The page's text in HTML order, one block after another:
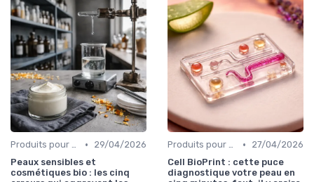
Produits pour Types de Peau •
29/04/2026
Peaux sensibles et
cosmétiques bio : les cinq
Produits pour Types de Peau •
27/04/2026
Cell BioPrint : cette puce
diagnostique votre peau en